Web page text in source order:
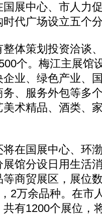
展中心、市人力
代广场设立五个
策划投资洽谈
个。梅江主展馆
业、绿色产业、
、服务外包等多
术精品、酒类、
国展中心、环
馆分设日用生活
商贸展区，展位
2万余品种。在市
有1200个展位，